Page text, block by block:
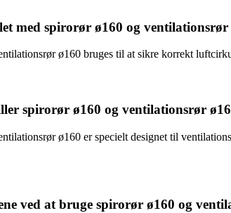
med spirorør ø160 og
ø160 bruges til at sikre korrekt
spirorør ø160 og ventilationsrør
ø160 er specielt designet til
ved at bruge spirorør ø160 og